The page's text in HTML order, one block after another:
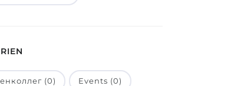
(0) Events (0)